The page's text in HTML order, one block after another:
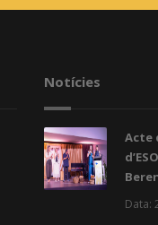
Notícies
Acte
Data: